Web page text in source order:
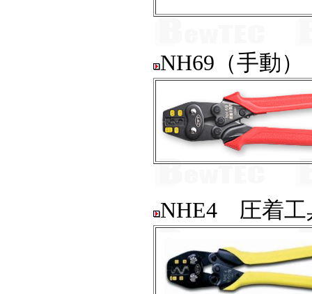
NH69（手動
NHE4 圧着工